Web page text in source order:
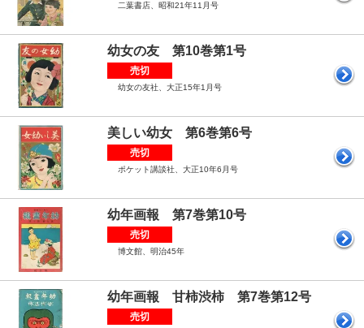
二葉書店、昭和21年11月号
幼女の友 第10巻第1号
売切
幼女の友社、大正15年1月号
美しい幼女 第6巻第6号
売切
ポケット講談社、大正10年6月号
幼年画報 第7巻第10号
売切
博文館、明治45年
幼年画報 甘柿渋柿 第7巻第12号
売切